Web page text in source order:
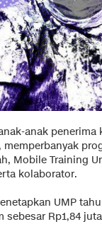
anak
Mobile Training
kolaborator.
UMP
Rp1,84